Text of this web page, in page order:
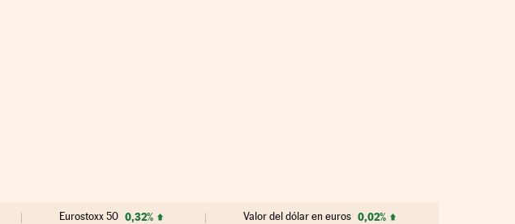
Eurostoxx 50 0,32% Valor del dólar en euros 0,02%